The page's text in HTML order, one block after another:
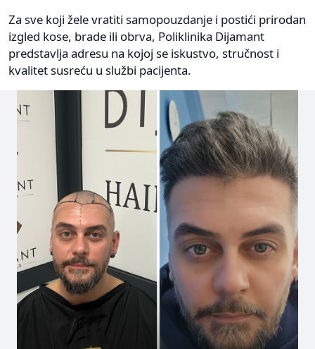
Za sve koji žele vratiti samopouzdanje i postići prirodan
izgled kose, brade ili obrva, Poliklinika Dijamant
predstavlja adresu na kojoj se iskustvo, stručnost i
kvalitet susreću u službi pacijenta.